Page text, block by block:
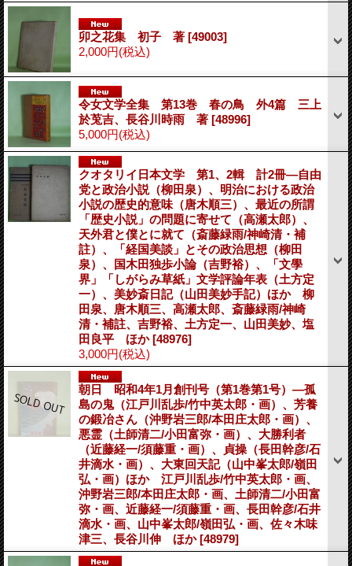
卯之花集 初子 著 [49003]
2,000円(税込)
令女文学全集 第13巻 春の鳥 外4篇 三上
於莵吉、長谷川時雨 著 [48996]
5,000円(税込)
クオタリイ日本文学 第1、2輯 計2冊―自由
党と政治小説（柳田泉）、明治における政治
小説の歴史的意味（唐木順三）、最近の所謂
「歴史小説」の問題に寄せて（高瀬太郎）、
天外君と僕とに就て（斎藤緑雨/神崎清・補
註）、「経国美談」とその政治思想（柳田
泉）、国木田独歩小論（吉野裕）、「文學
界」「しがらみ草紙」文学評論年表（土方定
一）、美妙斎日記（山田美妙手記）ほか 柳
田泉、唐木順三、高瀬太郎、斎藤緑雨/神崎
清・補註、吉野裕、土方定一、山田美妙、塩
田良平 ほか[48976]
3,000円(税込)
朝日 昭和4年1月創刊号（第1巻第1号）―孤
島の鬼（江戸川乱歩/竹中英太郎・画）、芳養
の鍛冶さん（沖野岩三郎/本田庄太郎・画）、
悪霊（土師清二/小田富弥・画）、大勝利者
（近藤経一/須藤重・画）、貞操（長田幹彦/石
井滴水・画）、大東回天記（山中峯太郎/嶺田
弘・画）ほか 江戸川乱歩/竹中英太郎・画、
沖野岩三郎/本田庄太郎・画、土師清二/小田富
弥・画、近藤経一/須藤重・画、長田幹彦/石井
滴水・画、山中峯太郎/嶺田弘・画、佐々木味
津三、長谷川伸 ほか[48979]